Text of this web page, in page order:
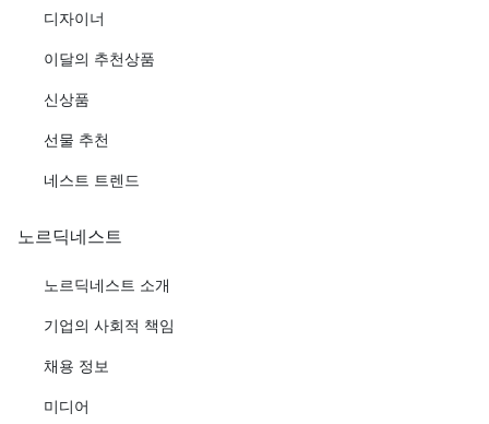
디자이너
이달의 추천상품
신상품
선물 추천
네스트 트렌드
노르딕네스트
노르딕네스트 소개
기업의 사회적 책임
채용 정보
미디어